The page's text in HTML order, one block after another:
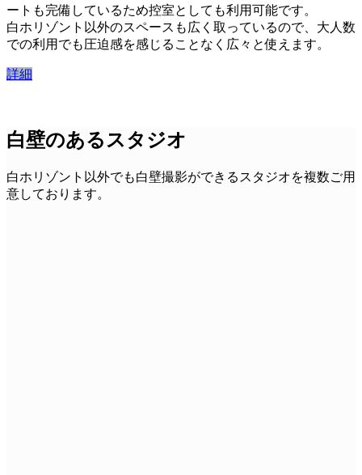
ートも完備しているため控室としても利用可能です。
白ホリゾント以外のスペースも広く取っているので、大人数
での利用でも圧迫感を感じることなく広々と使えます。
詳細
白壁のあるスタジオ
白ホリゾント以外でも白壁撮影ができるスタジオを複数ご用
意しております。